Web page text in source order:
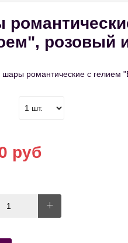
розовый
романтические с гелием
руб